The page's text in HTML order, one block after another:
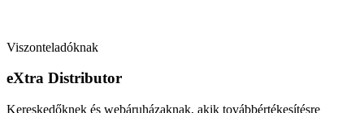
Viszonteladóknak
eXtra Distributor
Kereskedőknek és webáruházaknak, akik továbbértékesítésre